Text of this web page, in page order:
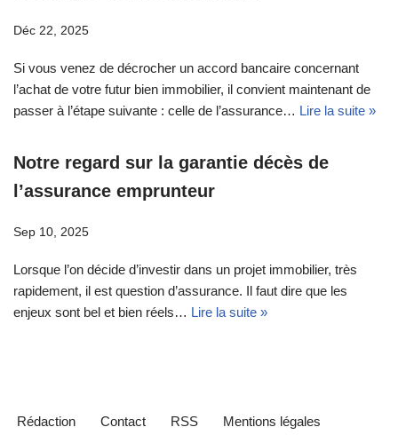
Déc 22, 2025
Si vous venez de décrocher un accord bancaire concernant
l’achat de votre futur bien immobilier, il convient maintenant de
passer à l’étape suivante : celle de l’assurance… Lire la suite »
Notre regard sur la garantie décès de
l’assurance emprunteur
Sep 10, 2025
Lorsque l’on décide d’investir dans un projet immobilier, très
rapidement, il est question d’assurance. Il faut dire que les
enjeux sont bel et bien réels… Lire la suite »
Rédaction Contact RSS Mentions légales